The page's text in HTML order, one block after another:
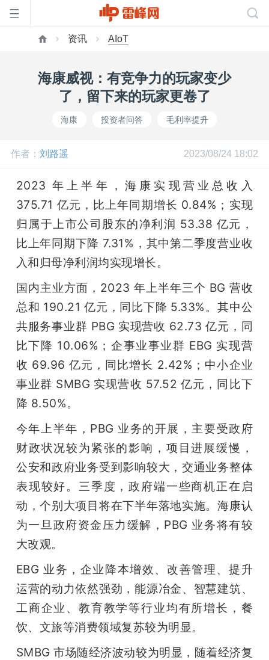
网
开
课
活
动
心
GAIR
专
爱
搞
资讯 AIoT
海康威视：有竞争力的玩家变少
了，留下来的玩家更卷了
海康 投资者问答 毛利率提升
作者： 刘路遥 2023/08/24 18:02
2023 年上半年，海康实现营业总收入
375.71 亿元，比上年同期增长 0.84%；实现
归属于上市公司股东的净利润 53.38 亿元，
比上年同期下降 7.31%，其中第二季度营业收
入和归母净利润均实现增长。
国内主业方面，2023 年上半年三个 BG 营收
总和 190.21 亿元，同比下降 5.33%。其中公
共服务事业群 PBG 实现营收 62.73 亿元，同
比下降 10.06%；企事业事业群 EBG 实现营
收 69.96 亿元，同比增长 2.42%；中小企业
事业群 SMBG 实现营收 57.52 亿元，同比下
降 8.50%。
今年上半年，PBG 业务的开展，主要受政府
财政状况较为紧张的影响，项目进展缓慢，
公安和政府业务受到影响较大，交通业务整体
表现较好。三季度，政府端一些商机正在启
动，个别大项目将在下半年落地实施。海康认
为一旦政府资金压力缓解，PBG 业务将有较
大改观。
EBG 业务，企业降本增效、改善管理、提升
运营的动力依然强劲，能源冶金、智慧建筑、
工商企业、教育教学等行业均有所增长，餐
饮、文旅等消费领域复苏较为明显。
SMBG 市场随经济波动较为明显，随着经济复